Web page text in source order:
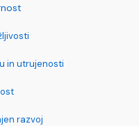
in utrujenosti
razvoj